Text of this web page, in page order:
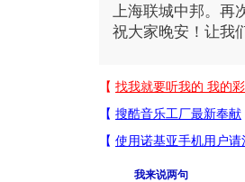
上海联城中邦。再
祝大家晚安！让我
我来说两句